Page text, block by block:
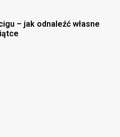
– jak odnaleźć własne